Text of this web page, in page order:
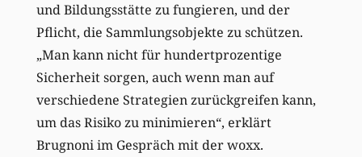
und Bildungsstätte zu fungieren, und der
Pflicht, die Sammlungsobjekte zu schützen.
„Man kann nicht für hundertprozentige
Sicherheit sorgen, auch wenn man auf
verschiedene Strategien zurückgreifen kann,
um das Risiko zu minimieren“, erklärt
Brugnoni im Gespräch mit der woxx.